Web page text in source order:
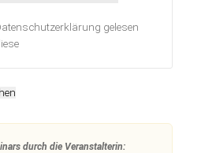
gelesen
durch die Veranstalterin: